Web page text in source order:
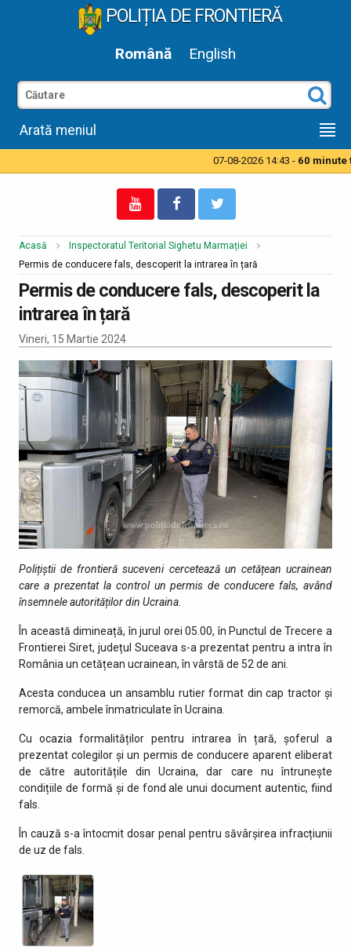
POLIȚIA DE FRONTIERĂ
Română English
Arată meniul
07-08-2026 14:43 - 60 minute
Acasă
Inspectoratul Teritorial Sighetu Marmației
Permis de conducere fals, descoperit la intrarea în țară
Permis de conducere fals, descoperit la
intrarea în țară
Vineri, 15 Martie 2024
Polițiștii de frontieră suceveni cercetează un cetățean ucrainean
care a prezentat la control un permis de conducere fals, având
însemnele autorităților din Ucraina.
În această dimineață, în jurul orei 05.00, în Punctul de Trecere a
Frontierei Siret, județul Suceava s-a prezentat pentru a intra în
România un cetățean ucrainean, în vârstă de 52 de ani.
Acesta conducea un ansamblu rutier format din cap tractor și
remorcă, ambele înmatriculate în Ucraina.
Cu ocazia formalităților pentru intrarea în țară, șoferul a
prezentat colegilor și un permis de conducere aparent eliberat
de către autoritățile din Ucraina, dar care nu întrunește
condițiile de formă și de fond ale unui document autentic, fiind
fals.
În cauză s-a întocmit dosar penal pentru săvârșirea infracțiunii
de uz de fals.